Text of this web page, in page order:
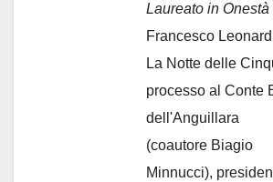
Laureato in Onestà
Francesco
La Notte delle
processo al Conte
dell'Anguillara
(coautore Biagio
Minnucci),